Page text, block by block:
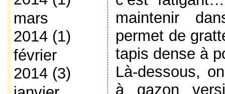
mars
2014(1)
février
2014(3)
maintenir
permet de
tapis dense à
Là-dessous,
à gazon